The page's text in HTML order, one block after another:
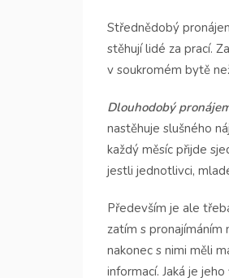
Střednědobý
stěhují lidé za prací.
v soukromém bytě
Dlouhodobý
nastěhuje slušného
každý měsíc přijde
jestli jednotlivci,
Především je ale
zatím s pronajímáním
nakonec s nimi měli
informací. Jaká je